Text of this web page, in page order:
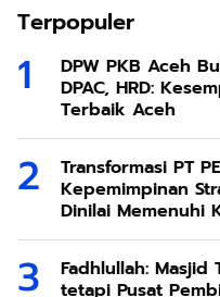
Terpopuler
DPW PKB Aceh
DPAC, HRD:
Terbaik Aceh
Transformasi PT
Kepemimpinan
Dinilai Memenuhi
Fadhlullah: Masjid
tetapi Pusat